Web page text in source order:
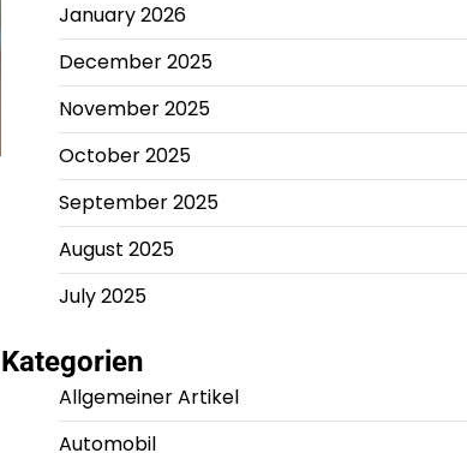
January 2026
December 2025
November 2025
October 2025
September 2025
August 2025
July 2025
Kategorien
Allgemeiner Artikel
Automobil